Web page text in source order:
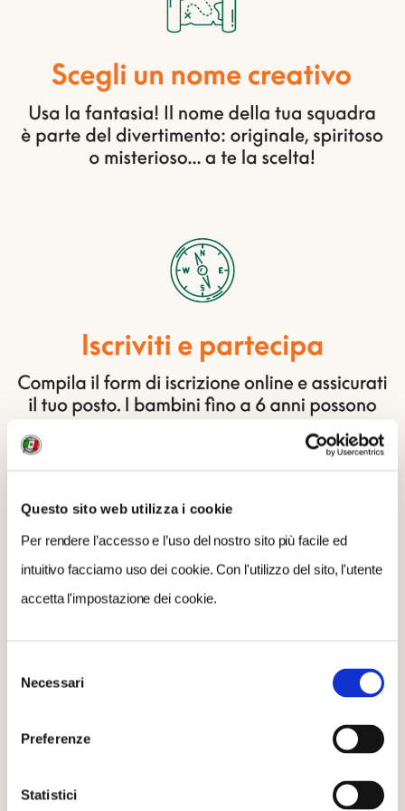
Questo sito web utilizza i cookie
Per rendere l’accesso e l’uso del nostro sito più facile ed
intuitivo facciamo uso dei cookie. Con l'utilizzo del sito, l'utente
accetta l'impostazione dei cookie.
delNecessari
Preferenze
Statistici
QUESTA CACCIA FA PER TE SE...